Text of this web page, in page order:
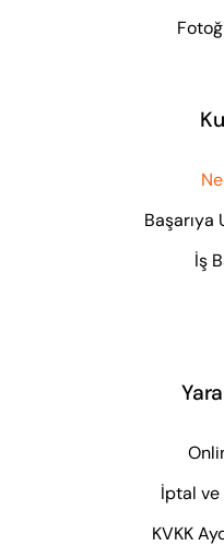
Başarıya
İş
İptal ve
KVKK